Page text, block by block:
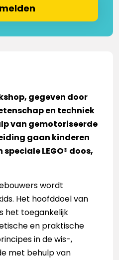
gegeven door
en techniek
van gemotoriseerde
gaan kinderen
LEGO® doos,
wordt
Het hoofddoel van
het toegankelijk
en praktische
in de wis-,
met behulp van